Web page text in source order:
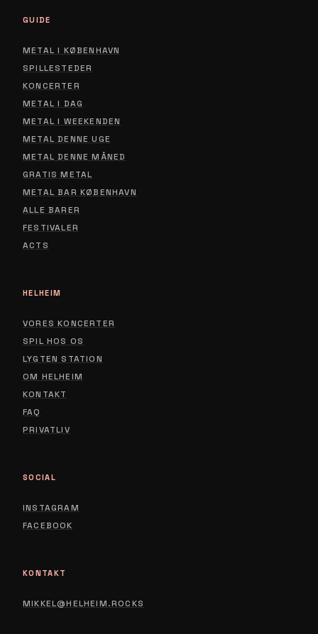
GUIDE
METAL I KØBENHAVN
SPILLESTEDER
KONCERTER
METAL I DAG
METAL I WEEKENDEN
METAL DENNE UGE
METAL DENNE MÅNED
GRATIS METAL
METAL BAR KØBENHAVN
ALLE BARER
FESTIVALER
ACTS
HELHEIM
VORES KONCERTER
SPIL HOS OS
LYGTEN STATION
OM HELHEIM
KONTAKT
FAQ
PRIVATLIVPRIVACY POLICY
SOCIAL
INSTAGRAM
FACEBOOK
KONTAKT
MIKKEL@HELHEIM.ROCKS